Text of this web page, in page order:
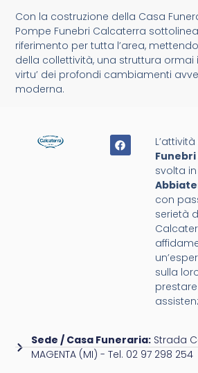
Con la costruzione della Casa
Pompe Funebri Calcaterra
riferimento per tutta l’area,
della collettività, una struttura ormai
virtu’ dei profondi cambiamenti
moderna.
svolta
con
serietà
sulla
Sede / Casa Funeraria:Strada
MAGENTA (MI) - Tel. 02 97 298 254